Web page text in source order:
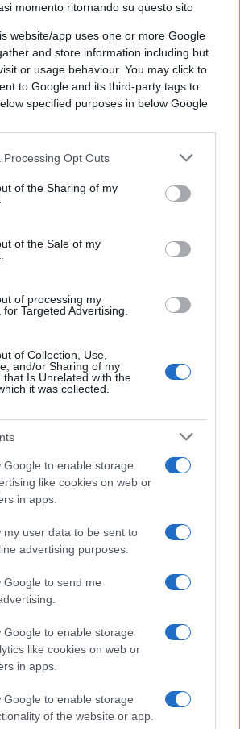
momento ritornando su questo sito
website/app uses one or more Google
and store information including but
or usage behaviour. You may click to
to Google and its third-party tags to
specified purposes in below Google
Processing Opt Outs
of the Sharing of my
of the Sale of my
of processing my
Targeted Advertising.
of Collection, Use,
and/or Sharing of my
that Is Unrelated with the
it was collected.
Google to enable storage
like cookies on web or
in apps.
my user data to be sent to
advertising purposes.
Google to send me
Google to enable storage
like cookies on web or
in apps.
Google to enable storage
of the website or app.
FED abbassa ancora i tassi
su Whatsapp. È
quiper iscriversi al canale ed
(gratis).
Leggi i commenti
SATIRICHE
del 04/08/2026
salvato il
Il retroscena
su Pino Daniele
e il messaggio d’amore
concerto del cantautore
1.4k